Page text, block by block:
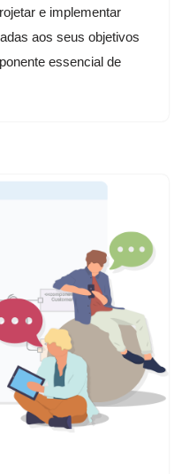
e implementar
aos seus objetivos
essencial de